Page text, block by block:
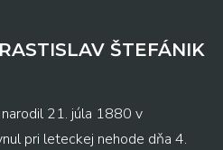
ŠTEFÁNIK
21. júla 1880 v
pri leteckej nehode dňa 4.